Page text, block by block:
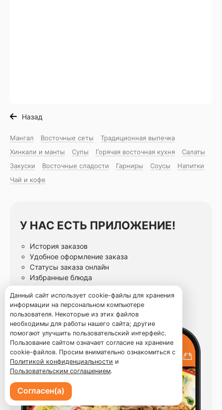
Назад
Мангал Восточные сеты
Традиционная выпечка
Хинкали и манты
Супы Горячая восточная куxня
Салаты
Закуски
Восточные сладости Гарниры Соусы
Напитки
Чай и кофе
У НАС ЕСТЬ ПРИЛОЖЕНИЕ!
История заказов
Удобное оформление заказа
Статусы заказа онлайн
Избранные блюда
Данный сайт использует cookie-файлы для хранения
информации на персональном компьютере
пользователя. Некоторые из этих файлов
необходимы для работы нашего сайта; другие
помогают улучшить пользовательский интерфейс.
Пользование сайтом означает согласие на хранение
cookie-файлов. Просим внимательно ознакомиться с
Политикой конфиденциальности и
Пользовательским соглашением.
Согласен(а)